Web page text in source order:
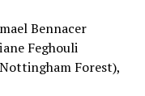
Bennacer
Feghouli
Forest),